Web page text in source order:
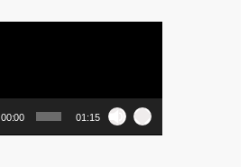
00:00 01:15